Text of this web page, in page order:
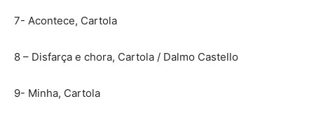
7- Acontece, Cartola
8 – Disfarça e chora, Cartola / Dalmo Castello
9- Minha, Cartola